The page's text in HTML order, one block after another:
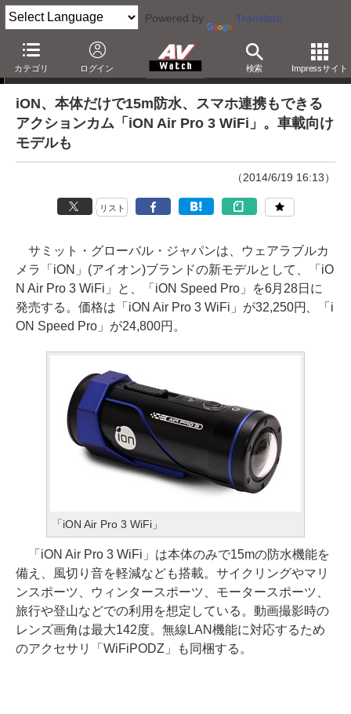
Powered by Translate
カテゴリ ログイン 検索 Impressサイト
ニュース
iON、本体だけで15m防水、スマホ連携もできる
アクションカム「iON Air Pro 3 WiFi」。車載向け
モデルも
（2014/6/19 16:13）
リスト
サミット・グローバル・ジャパンは、ウェアラブルカ
メラ「iON」(アイオン)ブランドの新モデルとして、「iO
N Air Pro 3 WiFi」と、「iON Speed Pro」を6月28日に
発売する。価格は「iON Air Pro 3 WiFi」が32,250円、「i
ON Speed Pro」が24,800円。
「iON Air Pro 3 WiFi」
「iON Air Pro 3 WiFi」は本体のみで15mの防水機能を
備え、風切り音を軽減なども搭載。サイクリングやマリ
ンスポーツ、ウィンタースポーツ、モータースポーツ、
旅行や登山などでの利用を想定している。動画撮影時の
レンズ画角は最大142度。無線LAN機能に対応するため
のアクセサリ「WiFiPODZ」も同梱する。